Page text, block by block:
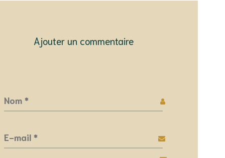
Ajouter un commentaire